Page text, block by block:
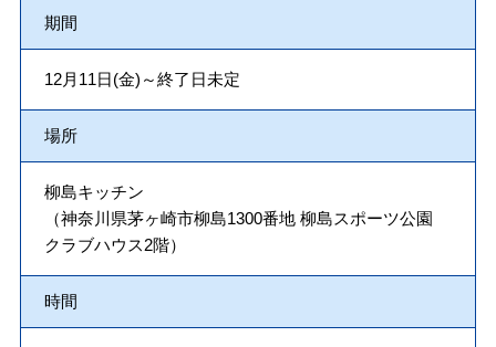
期間
12月11日(金)～終了日未定
場所
柳島キッチン
（神奈川県茅ヶ崎市柳島1300番地 柳島スポーツ公園
クラブハウス2階）
時間